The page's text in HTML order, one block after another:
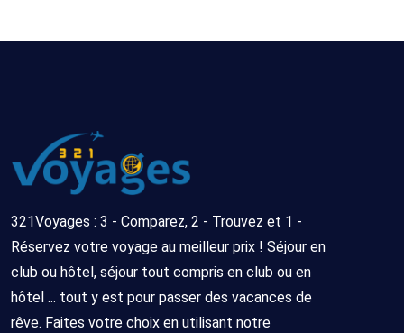
321Voyages : 3 - Comparez, 2 - Trouvez et 1 -
Réservez votre voyage au meilleur prix ! Séjour en
club ou hôtel, séjour tout compris en club ou en
hôtel ... tout y est pour passer des vacances de
rêve. Faites votre choix en utilisant notre